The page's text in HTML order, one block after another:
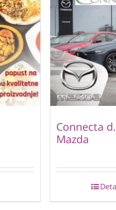
Connecta
Mazda